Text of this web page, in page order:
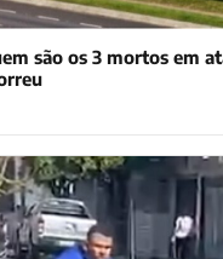
são os 3 mortos em